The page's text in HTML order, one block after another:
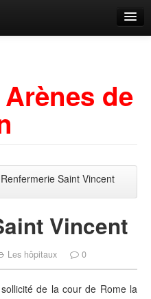
de
Saint Vincent
Vincent
Les hôpitaux 0
de la cour de Rome la